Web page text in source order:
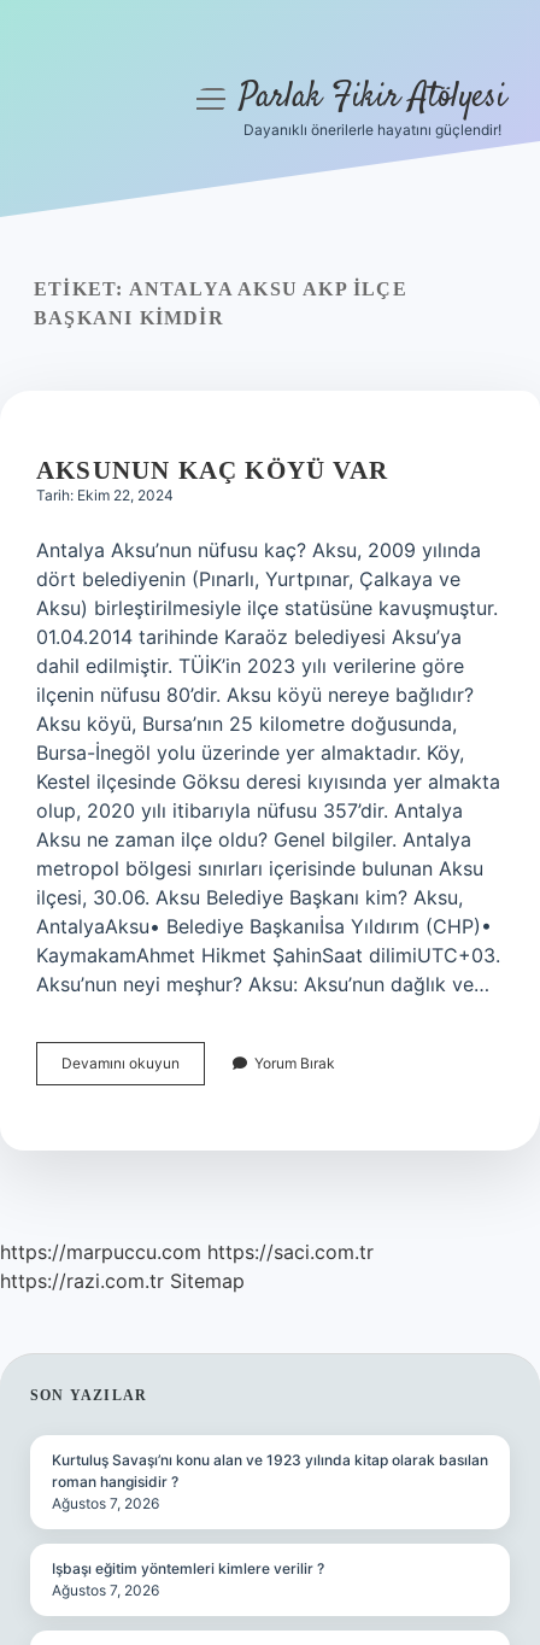
Yasal Uyarı
menüyüParlak Fikir Atölyesi
Dayanıklı önerilerle hayatını güçlendir!
ETIKET: ANTALYA AKSU AKP ILÇE
BAŞKANI KIMDIR
AKSUNUN KAÇ KÖYÜ VAR
Tarih: Ekim 22, 2024
Antalya Aksu’nun nüfusu kaç? Aksu, 2009 yılında
dört belediyenin (Pınarlı, Yurtpınar, Çalkaya ve
Aksu) birleştirilmesiyle ilçe statüsüne kavuşmuştur.
01.04.2014 tarihinde Karaöz belediyesi Aksu’ya
dahil edilmiştir. TÜİK’in 2023 yılı verilerine göre
ilçenin nüfusu 80’dir. Aksu köyü nereye bağlıdır?
Aksu köyü, Bursa’nın 25 kilometre doğusunda,
Bursa-İnegöl yolu üzerinde yer almaktadır. Köy,
Kestel ilçesinde Göksu deresi kıyısında yer almakta
olup, 2020 yılı itibarıyla nüfusu 357’dir. Antalya
Aksu ne zaman ilçe oldu? Genel bilgiler. Antalya
metropol bölgesi sınırları içerisinde bulunan Aksu
ilçesi, 30.06. Aksu Belediye Başkanı kim? Aksu,
AntalyaAksu• Belediye Başkanıİsa Yıldırım (CHP)•
KaymakamAhmet Hikmet ŞahinSaat dilimiUTC+03.
Aksu’nun neyi meşhur? Aksu: Aksu’nun dağlık ve…
Devamını okuyun Aksunun
Kaç
Yorum Bırak
https://marpuccu.com https://saci.com.tr
https://razi.com.tr Sitemap
SIDEBAR
SON YAZILAR
Kurtuluş Savaşı’nı konu alan ve 1923 yılında kitap olarak basılan
roman hangisidir ?
Ağustos 7, 2026
Işbaşı eğitim yöntemleri kimlere verilir ?
Ağustos 7, 2026